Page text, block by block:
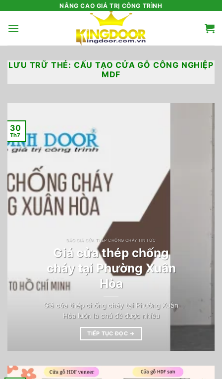
nội
NÂNG CAO GIÁ TRỊ CÔNG TRÌNH
LƯU TRỮ THẺ: CẤU TẠO CỬA GỖ CÔNG NGHIỆP
MDF
BÁO GIÁ CỬA THÉP CHỐNG CHÁY TIN TỨC
Giá cửa thép chống
cháy tại Phường Xuân
Hòa
Giá cửa thép chống cháy tại Phường Xuân
Hòa luôn là chủ đề được nhiều
TIẾP TỤC ĐỌC →
30
Th7